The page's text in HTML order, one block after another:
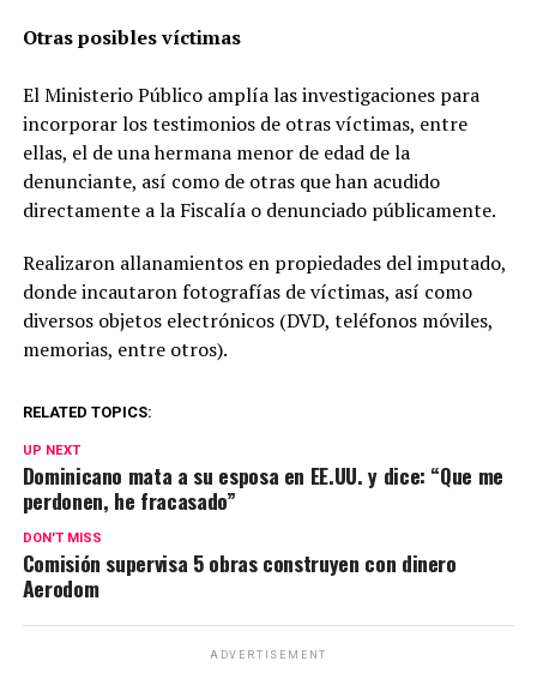
Otras posibles víctimas
El Ministerio Público amplía las investigaciones para
incorporar los testimonios de otras víctimas, entre
ellas, el de una hermana menor de edad de la
denunciante, así como de otras que han acudido
directamente a la Fiscalía o denunciado públicamente.
Realizaron allanamientos en propiedades del imputado,
donde incautaron fotografías de víctimas, así como
diversos objetos electrónicos (DVD, teléfonos móviles,
memorias, entre otros).
RELATED TOPICS:
UP NEXT
Dominicano mata a su esposa en EE.UU. y dice: “Que me
perdonen, he fracasado”
DON'T MISS
Comisión supervisa 5 obras construyen con dinero
Aerodom
ADVERTISEMENT